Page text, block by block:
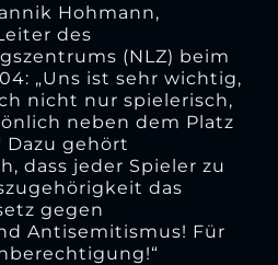
Hohmann,
des
(NLZ) beim
„Uns ist sehr wichtig,
nicht nur spielerisch,
neben dem Platz
gehört
dass jeder Spieler zu
das
gegen
Antisemitismus! Für